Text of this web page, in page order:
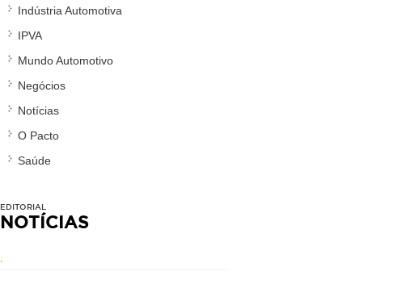
Indústria Automotiva
IPVA
Mundo Automotivo
Negócios
Notícias
O Pacto
Saúde
EDITORIAL
NOTÍCIAS
.